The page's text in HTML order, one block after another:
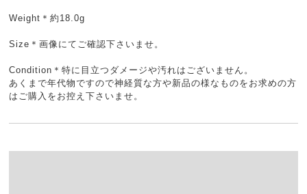
Weight＊約18.0g
Size＊画像にてご確認下さいませ。
Condition＊特に目立つダメージや汚れはございません。
あくまで年代物ですので神経質な方や新品の様なものをお求めの方
はご購入をお控え下さいませ。